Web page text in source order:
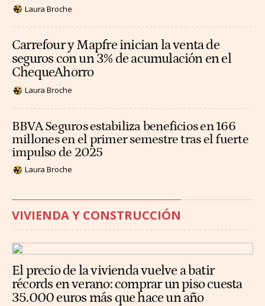
Laura Broche
Carrefour y Mapfre inician la venta de
seguros con un 3% de acumulación en el
ChequeAhorro
Laura Broche
BBVA Seguros estabiliza beneficios en 166
millones en el primer semestre tras el fuerte
impulso de 2025
Laura Broche
VIVIENDA Y CONSTRUCCIÓN
El precio de la vivienda vuelve a batir
récords en verano: comprar un piso cuesta
35.000 euros más que hace un año